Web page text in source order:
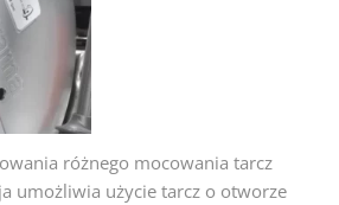
różnego mocowania tarcz
umożliwia użycie tarcz o otworze